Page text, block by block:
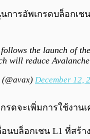
ารอัพเกรดบล็อกเชน
the launch of
will reduce
December 12,
กรดจะเพิ่มการใช้งา
ลื่อนบล็อกเชน L1 ที่ส